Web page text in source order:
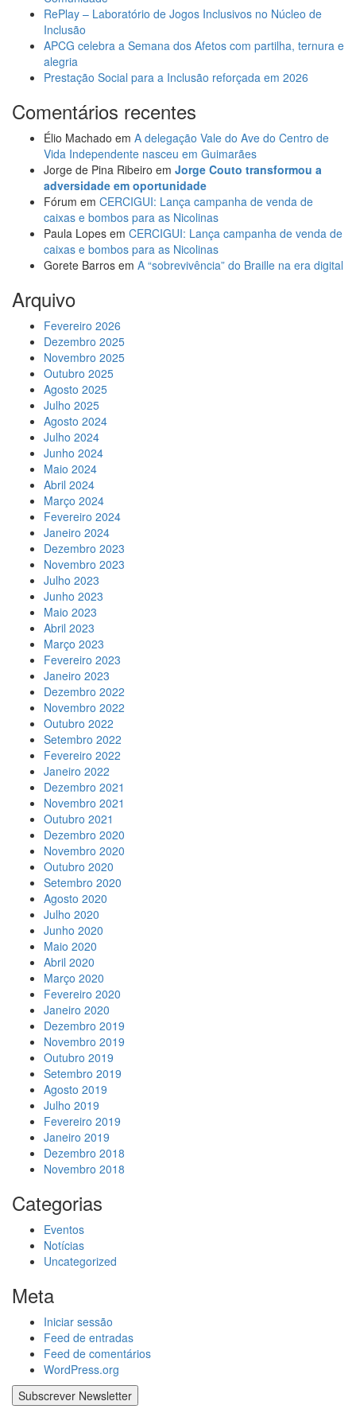
RePlay – Laboratório de Jogos Inclusivos no Núcleo de
Inclusão
APCG celebra a Semana dos Afetos com partilha, ternura e
alegria
Prestação Social para a Inclusão reforçada em 2026
Comentários recentes
Élio Machado em A delegação Vale do Ave do Centro de
Vida Independente nasceu em Guimarães
Jorge de Pina Ribeiro em Jorge Couto transformou a
adversidade em oportunidade
Fórum em CERCIGUI: Lança campanha de venda de
caixas e bombos para as Nicolinas
Paula Lopes em CERCIGUI: Lança campanha de venda de
caixas e bombos para as Nicolinas
Gorete Barros em A “sobrevivência” do Braille na era digital
Arquivo
Fevereiro 2026
Dezembro 2025
Novembro 2025
Outubro 2025
Agosto 2025
Julho 2025
Agosto 2024
Julho 2024
Junho 2024
Maio 2024
Abril 2024
Março 2024
Fevereiro 2024
Janeiro 2024
Dezembro 2023
Novembro 2023
Julho 2023
Junho 2023
Maio 2023
Abril 2023
Março 2023
Fevereiro 2023
Janeiro 2023
Dezembro 2022
Novembro 2022
Outubro 2022
Setembro 2022
Fevereiro 2022
Janeiro 2022
Dezembro 2021
Novembro 2021
Outubro 2021
Dezembro 2020
Novembro 2020
Outubro 2020
Setembro 2020
Agosto 2020
Julho 2020
Junho 2020
Maio 2020
Abril 2020
Março 2020
Fevereiro 2020
Janeiro 2020
Dezembro 2019
Novembro 2019
Outubro 2019
Setembro 2019
Agosto 2019
Julho 2019
Fevereiro 2019
Janeiro 2019
Dezembro 2018
Novembro 2018
Categorias
Eventos
Notícias
Uncategorized
Meta
Iniciar sessão
Feed de entradas
Feed de comentários
WordPress.org
Subscrever Newsletter